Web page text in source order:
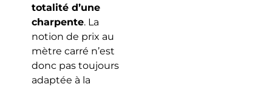
totalité d’une
charpente. La
notion de prix au
mètre carré n’est
donc pas toujours
adaptée à la